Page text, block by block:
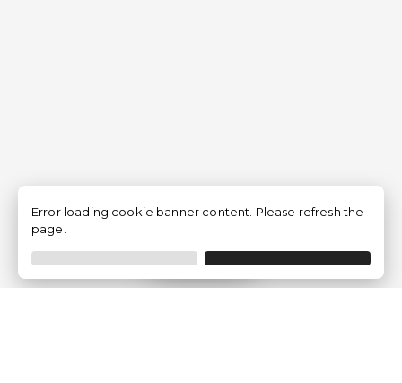
Filtrar
Error loading cookie banner content. Please refresh the
page.